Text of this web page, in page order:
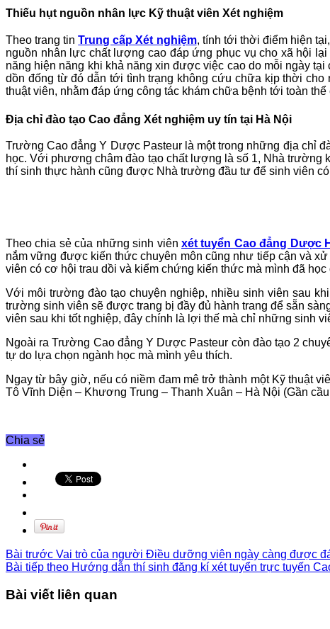
Thiếu hụt nguồn nhân lực Kỹ thuật viên Xét nghiệm
Theo trang tinTrung cấp Xét nghiệm, tính tới thời điểm hiện
nguồn nhân lực chất lượng cao đáp ứng phục vụ cho xã hội
năng hiện năng khi khả năng xin được việc cao do mỗi ngày
dồn đống từ đó dẫn tới tình trạng không cứu chữa kịp thời
thuật viên, nhằm đáp ứng công tác khám chữa bệnh tới toàn thể
Địa chỉ đào tạo Cao đẳng Xét nghiệm uy tín tại Hà Nội
Trường Cao đẳng Y Dược Pasteur là một trong những địa chỉ
học. Với phương châm đào tạo chất lượng là số 1, Nhà trường
thí sinh thực hành cũng được Nhà trường đầu tư để sinh viên
Theo chia sẻ của những sinh viênxét tuyển Cao đẳng Dược
nắm vững được kiến thức chuyên môn cũng như tiếp cận và
viên có cơ hội trau dồi và kiểm chứng kiến thức mà mình đã
Với môi trường đào tạo chuyện nghiệp, nhiều sinh viên sau
trường sinh viên sẽ được trang bị đầy đủ hành trang để sẵn
viên sau khi tốt nghiệp, đây chính là lợi thế mà chỉ những sinh
Ngoài ra Trường Cao đẳng Y Dược Pasteur còn đào tạo 2
tự do lựa chọn ngành học mà mình yêu thích.
Ngay từ bây giờ, nếu có niềm đam mê trở thành một Kỹ thuật
Tô Vĩnh Diện – Khương Trung – Thanh Xuân – Hà Nội (Gần
Chia sẻ
Bài trước Vai trò của người Điều dưỡng viên ngày càng được
Bài tiếp theo Hướng dẫn thí sinh đăng kí xét tuyển trực tuyến
Bài viết liên quan